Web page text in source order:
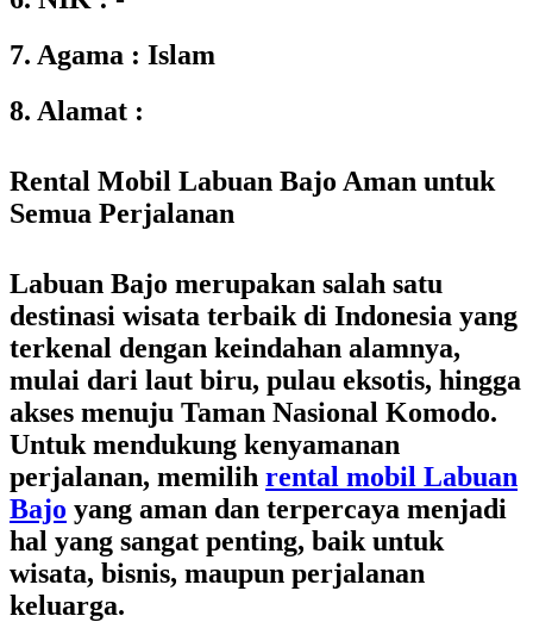
7. Agama : Islam
8. Alamat :
Rental Mobil Labuan Bajo Aman untuk
Semua Perjalanan
Labuan Bajo merupakan salah satu
destinasi wisata terbaik di Indonesia yang
terkenal dengan keindahan alamnya,
mulai dari laut biru, pulau eksotis, hingga
akses menuju Taman Nasional Komodo.
Untuk mendukung kenyamanan
perjalanan, memilih rental mobil Labuan
Bajo yang aman dan terpercaya menjadi
hal yang sangat penting, baik untuk
wisata, bisnis, maupun perjalanan
keluarga.